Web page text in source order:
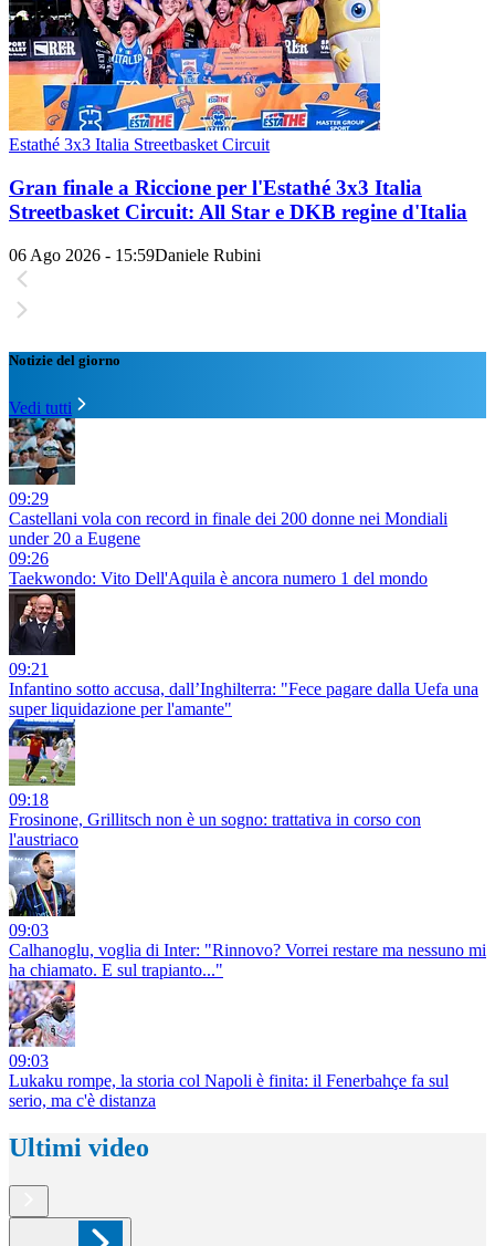
Estathé 3x3 Italia Streetbasket Circuit
Gran finale a Riccione per l'Estathé 3x3 Italia
Streetbasket Circuit: All Star e DKB regine d'Italia
06 Ago 2026 - 15:59Daniele Rubini
Notizie del giorno
Vedi tutti
09:29
Castellani vola con record in finale dei 200 donne nei Mondiali
under 20 a Eugene
09:26
Taekwondo: Vito Dell'Aquila è ancora numero 1 del mondo
09:21
Infantino sotto accusa, dall’Inghilterra: "Fece pagare dalla Uefa una
super liquidazione per l'amante"
09:18
Frosinone, Grillitsch non è un sogno: trattativa in corso con
l'austriaco
09:03
Calhanoglu, voglia di Inter: "Rinnovo? Vorrei restare ma nessuno mi
ha chiamato. E sul trapianto..."
09:03
Lukaku rompe, la storia col Napoli è finita: il Fenerbahçe fa sul
serio, ma c'è distanza
Ultimi video